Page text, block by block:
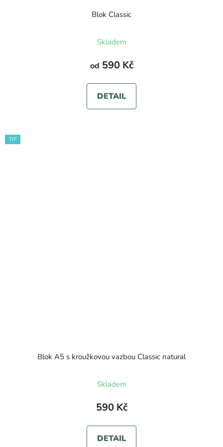
Blok Classic
hodnocení
produktu
je
5,0
z
5
Skladem
od 590 Kč
DETAIL
TIP
Blok A5 s kroužkovou vazbou Classic natural
Skladem
590 Kč
DETAIL